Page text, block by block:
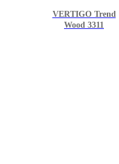
VERTIGO Trend
Wood 3311